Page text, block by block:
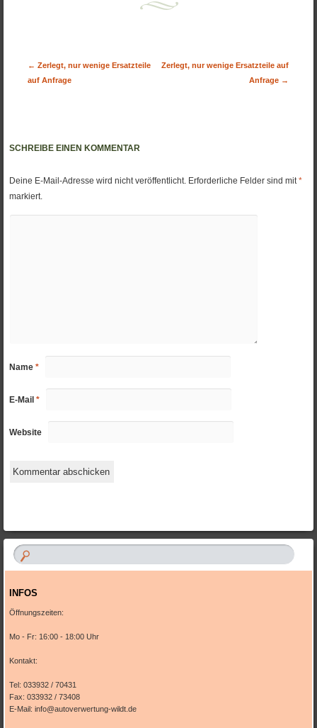
Artikel-Navigation
← Zerlegt, nur wenige Ersatzteile
auf Anfrage
Zerlegt, nur wenige Ersatzteile auf
Anfrage →
SCHREIBE EINEN KOMMENTAR
Deine E-Mail-Adresse wird nicht veröffentlicht. Erforderliche Felder sind mit*
markiert.
Name*
E-Mail*
Website
INFOS
Öffnungszeiten:
Mo - Fr: 16:00 - 18:00 Uhr
Kontakt:
Tel: 033932 / 70431
Fax: 033932 / 73408
E-Mail: info@autoverwertung-wildt.de